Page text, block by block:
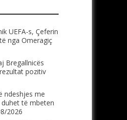
UEFA-s, Çeferin
nga Omeragiç
Bregallnicës
pozitiv
ndeshjes me
duhet të mbeten
2026